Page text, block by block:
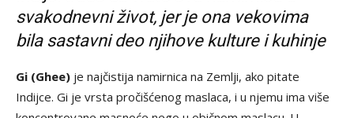
svakodnevni život, jer je ona vekovima
bila sastavni deo njihove kulture i kuhinje
Gi (Ghee) je najčistija namirnica na Zemlji, ako pitate
Indijce. Gi je vrsta pročišćenog maslaca, i u njemu ima više